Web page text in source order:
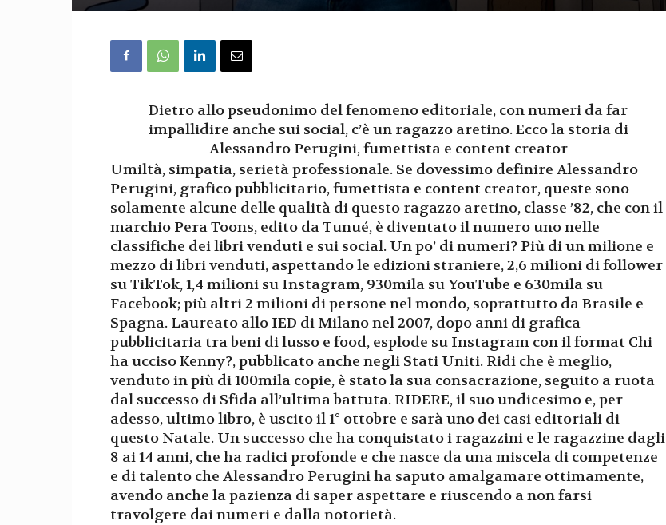
Dietro allo pseudonimo del fenomeno editoriale, con numeri da far
impallidire anche sui social, c’è un ragazzo aretino. Ecco la storia di
Alessandro Perugini, fumettista e content creator
Umiltà, simpatia, serietà professionale. Se dovessimo definire Alessandro
Perugini, grafico pubblicitario, fumettista e content creator, queste sono
solamente alcune delle qualità di questo ragazzo aretino, classe ’82, che con il
marchio Pera Toons, edito da Tunué, è diventato il numero uno nelle
classifiche dei libri venduti e sui social. Un po’ di numeri? Più di un milione e
mezzo di libri venduti, aspettando le edizioni straniere, 2,6 milioni di follower
su TikTok, 1,4 milioni su Instagram, 930mila su YouTube e 630mila su
Facebook; più altri 2 milioni di persone nel mondo, soprattutto da Brasile e
Spagna. Laureato allo IED di Milano nel 2007, dopo anni di grafica
pubblicitaria tra beni di lusso e food, esplode su Instagram con il format Chi
ha ucciso Kenny?, pubblicato anche negli Stati Uniti. Ridi che è meglio,
venduto in più di 100mila copie, è stato la sua consacrazione, seguito a ruota
dal successo di Sfida all’ultima battuta. RIDERE, il suo undicesimo e, per
adesso, ultimo libro, è uscito il 1° ottobre e sarà uno dei casi editoriali di
questo Natale. Un successo che ha conquistato i ragazzini e le ragazzine dagli
8 ai 14 anni, che ha radici profonde e che nasce da una miscela di competenze
e di talento che Alessandro Perugini ha saputo amalgamare ottimamente,
avendo anche la pazienza di saper aspettare e riuscendo a non farsi
travolgere dai numeri e dalla notorietà.